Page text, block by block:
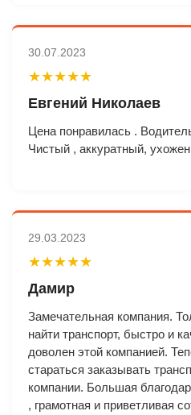
30.07.2023
★★★★★
Евгений Николаев
Цена понравилась .
Чистый , аккуратный,
29.03.2023
★★★★★
Дамир
Замечательная компания.
найти транспорт, быстро и
доволен этой компанией.
стараться заказывать
компании. Большая
, грамотная и приветливая